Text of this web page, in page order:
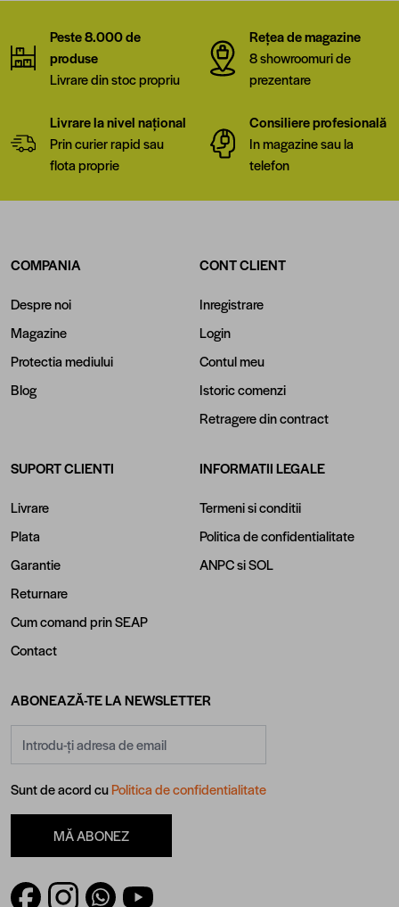
Peste 8.000 de
produse
Livrare din stoc propriu
Rețea de magazine
8 showroomuri de
prezentare
Livrare la nivel național
Prin curier rapid sau
flota proprie
Consiliere profesională
In magazine sau la
telefon
COMPANIA
Despre noi
Magazine
Protectia mediului
Blog
CONT CLIENT
Inregistrare
Login
Contul meu
Istoric comenzi
Retragere din contract
SUPORT CLIENTI
Livrare
Plata
Garantie
Returnare
Cum comand prin SEAP
Contact
INFORMATII LEGALE
Termeni si conditii
Politica de confidentialitate
ANPCsiSOL
ABONEAZĂ-TE LA NEWSLETTER
Sunt de acord cuPolitica de confidentialitate
MĂ ABONEZ